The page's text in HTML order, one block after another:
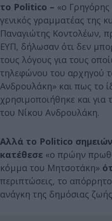
το Politico – «ο
γενικός γραμματέας της
Παναγιώτης Κοντολέων,
ΕΥΠ, δήλωσαν ότι δεν
τους λόγους για τους
τηλεφώνου του αρχηγού
Ανδρουλάκη» και πως το
χρησιμοποιήθηκε και
του Νίκου Ανδρουλάκη.
Αλλά το Politico
κατέθεσε «ο πρώην
κόμμα του Μητσοτάκη»
περιπτώσεις, το
ανάγκη της δημόσιας